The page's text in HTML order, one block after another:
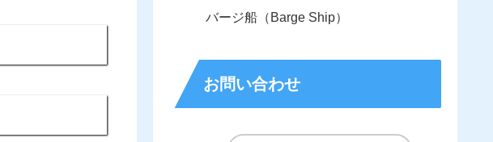
バージ船（Barge Ship）
お問い合わせ